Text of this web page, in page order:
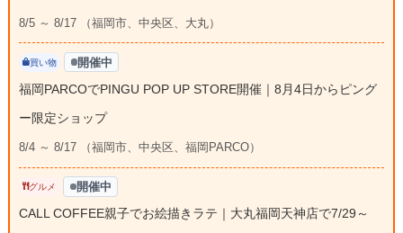
8/5 ～ 8/17 （福岡市、中央区、大丸）
買い物 開催中
福岡PARCOでPINGU POP UP STORE開催｜8月4日からピング
ー限定ショップ
8/4 ～ 8/17 （福岡市、中央区、福岡PARCO）
グルメ 開催中
CALL COFFEE親子でお絵描きラテ｜大丸福岡天神店で7/29～